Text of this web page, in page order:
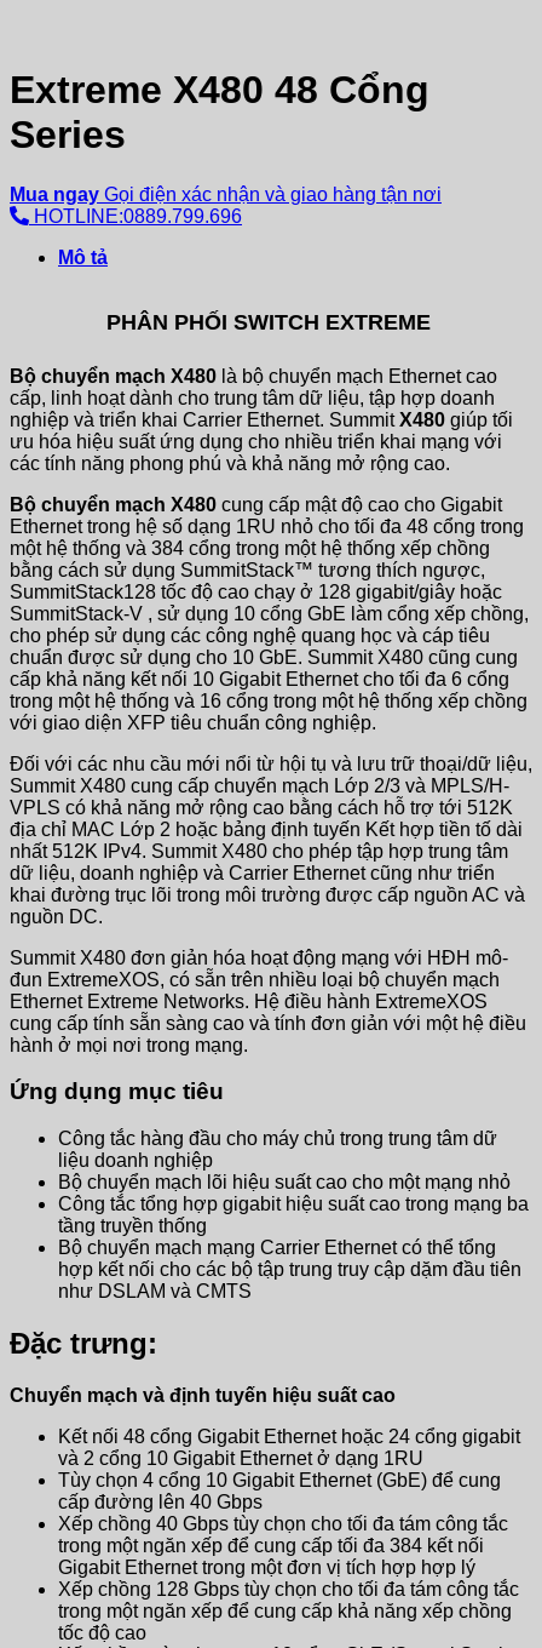
Extreme X480 48 Cổng
Series
Mua ngay Gọi điện xác nhận và giao hàng tận nơi
HOTLINE:0889.799.696
Mô tả
PHÂN PHỐI SWITCH EXTREME
Bộ chuyển mạch X480 là bộ chuyển mạch Ethernet cao
cấp, linh hoạt dành cho trung tâm dữ liệu, tập hợp doanh
nghiệp và triển khai Carrier Ethernet. SummitX480 giúp tối
ưu hóa hiệu suất ứng dụng cho nhiều triển khai mạng với
các tính năng phong phú và khả năng mở rộng cao.
Bộ chuyển mạch X480 cung cấp mật độ cao cho Gigabit
Ethernet trong hệ số dạng 1RU nhỏ cho tối đa 48 cổng trong
một hệ thống và 384 cổng trong một hệ thống xếp chồng
bằng cách sử dụng SummitStack™ tương thích ngược,
SummitStack128 tốc độ cao chạy ở 128 gigabit/giây hoặc
SummitStack-V , sử dụng 10 cổng GbE làm cổng xếp chồng,
cho phép sử dụng các công nghệ quang học và cáp tiêu
chuẩn được sử dụng cho 10 GbE. Summit X480 cũng cung
cấp khả năng kết nối 10 Gigabit Ethernet cho tối đa 6 cổng
trong một hệ thống và 16 cổng trong một hệ thống xếp chồng
với giao diện XFP tiêu chuẩn công nghiệp.
Đối với các nhu cầu mới nổi từ hội tụ và lưu trữ thoại/dữ liệu,
Summit X480 cung cấp chuyển mạch Lớp 2/3 và MPLS/H-
VPLS có khả năng mở rộng cao bằng cách hỗ trợ tới 512K
địa chỉ MAC Lớp 2 hoặc bảng định tuyến Kết hợp tiền tố dài
nhất 512K IPv4. Summit X480 cho phép tập hợp trung tâm
dữ liệu, doanh nghiệp và Carrier Ethernet cũng như triển
khai đường trục lõi trong môi trường được cấp nguồn AC và
nguồn DC.
Summit X480 đơn giản hóa hoạt động mạng với HĐH mô-
đun ExtremeXOS, có sẵn trên nhiều loại bộ chuyển mạch
Ethernet Extreme Networks. Hệ điều hành ExtremeXOS
cung cấp tính sẵn sàng cao và tính đơn giản với một hệ điều
hành ở mọi nơi trong mạng.
Ứng dụng mục tiêu
Công tắc hàng đầu cho máy chủ trong trung tâm dữ
liệu doanh nghiệp
Bộ chuyển mạch lõi hiệu suất cao cho một mạng nhỏ
Công tắc tổng hợp gigabit hiệu suất cao trong mạng ba
tầng truyền thống
Bộ chuyển mạch mạng Carrier Ethernet có thể tổng
hợp kết nối cho các bộ tập trung truy cập dặm đầu tiên
như DSLAM và CMTS
Đặc trưng:
Chuyển mạch và định tuyến hiệu suất cao
Kết nối 48 cổng Gigabit Ethernet hoặc 24 cổng gigabit
và 2 cổng 10 Gigabit Ethernet ở dạng 1RU
Tùy chọn 4 cổng 10 Gigabit Ethernet (GbE) để cung
cấp đường lên 40 Gbps
Xếp chồng 40 Gbps tùy chọn cho tối đa tám công tắc
trong một ngăn xếp để cung cấp tối đa 384 kết nối
Gigabit Ethernet trong một đơn vị tích hợp hợp lý
Xếp chồng 128 Gbps tùy chọn cho tối đa tám công tắc
trong một ngăn xếp để cung cấp khả năng xếp chồng
tốc độ cao